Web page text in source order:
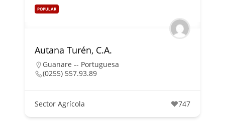
POPULAR
Autana Turén, C.A.
Guanare -- Portuguesa
(0255) 557.93.89
Sector Agrícola 747